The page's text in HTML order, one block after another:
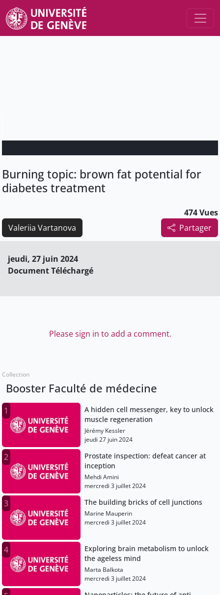
Burning topic: brown fat potential for
diabetes treatment
474 Vues
Partager
Valeriia Vartanova
jeudi, 27 juin 2024
Document Téléchargé
Please sign in to add a comment.
Collection
Booster Faculté de médecine
1
A hidden cell messenger, key to unlock
muscle regeneration
Jérémy Kessler
jeudi 27 juin 2024
2
Prostate inspection: defeat cancer at
inception
Mehdi Amini
mercredi 3 juillet 2024
3 The building bricks of cell junctions
Marine Mauperin
mercredi 3 juillet 2024
4
Exploring brain metabolism to unlock
the ageless mind
Marta Balkota
mercredi 3 juillet 2024